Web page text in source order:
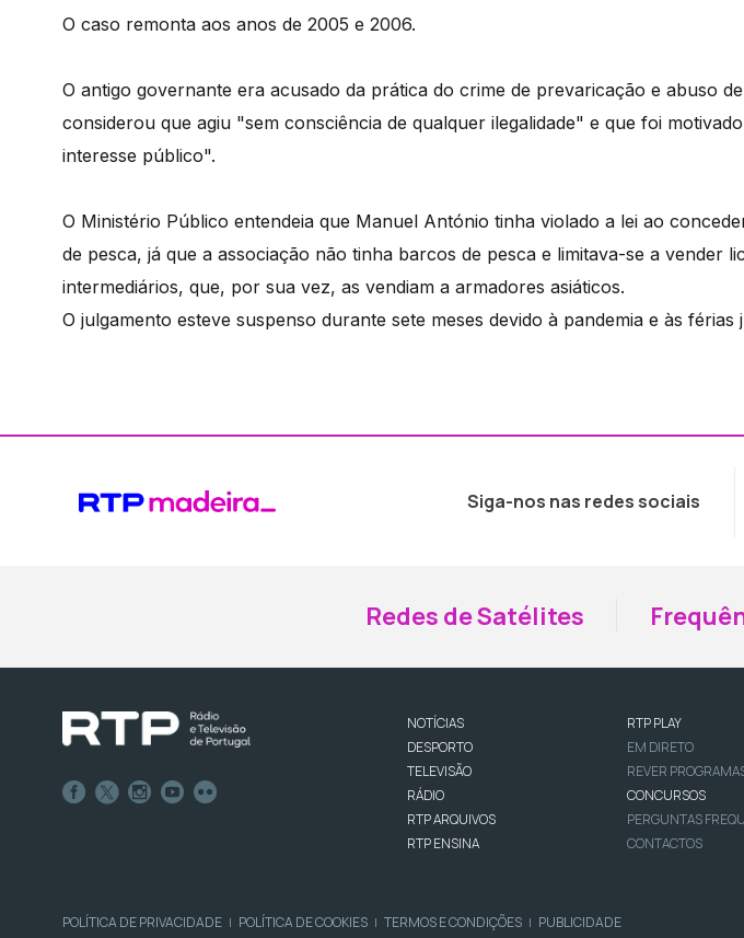
O caso remonta aos anos de 2005 e 2006.
O antigo governante era acusado da prática do crime de prevaricação e abuso
considerou que agiu "sem consciência de qualquer ilegalidade" e que foi
interesse público".
O Ministério Público entendeia que Manuel António tinha violado a lei ao
de pesca, já que a associação não tinha barcos de pesca e limitava-se a vender
intermediários, que, por sua vez, as vendiam a armadores asiáticos.
O julgamento esteve suspenso durante sete meses devido à pandemia e às férias
Siga-nos nas redes sociais
Redes de Satélites
NOTÍCIAS
DESPORTO
TELEVISÃO
RÁDIO
RTP ARQUIVOS
RTP ENSINA
RTP PLAY
EM DIRETO
REVER
CONCURSOS
PERGUNTAS
CONTACTOS
POLÍTICA DE PRIVACIDADE | POLÍTICA DE COOKIES | TERMOS E CONDIÇÕES | PUBLICIDADE